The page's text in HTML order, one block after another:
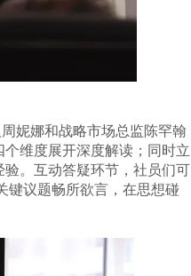
妮娜和战略市场总监陈罕翰
维度展开深度解读；同时立
。互动答疑环节，社员们可
键议题畅所欲言，在思想碰